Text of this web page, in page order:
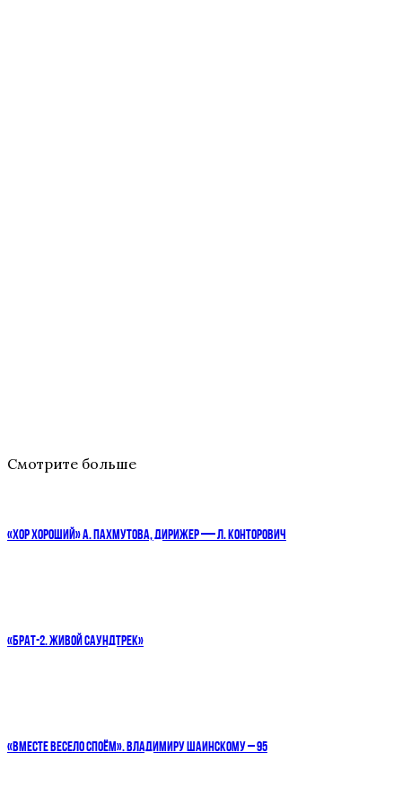
Смотрите больше
«ХОР ХОРОШИЙ» А. ПАХМУТОВА, ДИРИЖЕР — Л. КОНТОРОВИЧ
«БРАТ-2. ЖИВОЙ САУНДТРЕК»
«ВМЕСТЕ ВЕСЕЛО СПОЁМ». ВЛАДИМИРУ ШАИНСКОМУ – 95